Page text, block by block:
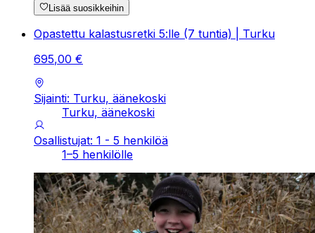
Lisää suosikkeihin
Opastettu kalastusretki 5:lle (7 tuntia) | Turku
695,00 €
Sijainti: Turku, äänekoski
Turku, äänekoski
Osallistujat: 1 - 5 henkilöä
1–5 henkilölle